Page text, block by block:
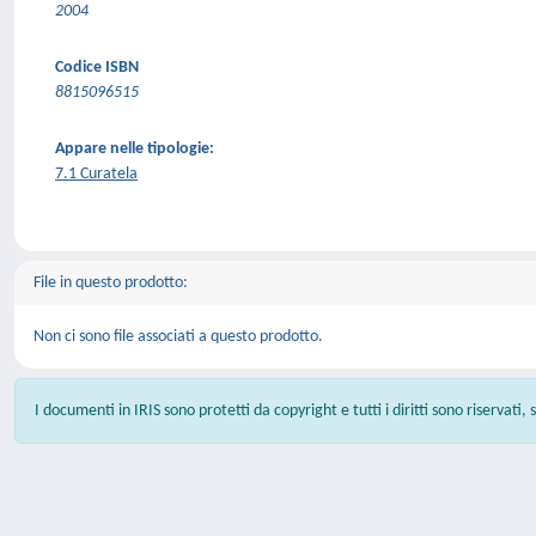
2004
Codice ISBN
8815096515
Appare nelle tipologie:
7.1 Curatela
File in questo prodotto:
Non ci sono file associati a questo prodotto.
I documenti in IRIS sono protetti da copyright e tutti i diritti sono riservati,